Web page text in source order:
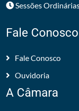
Sessões
Fale Conosco
Fale Conosco
Ouvidoria
A Câmara